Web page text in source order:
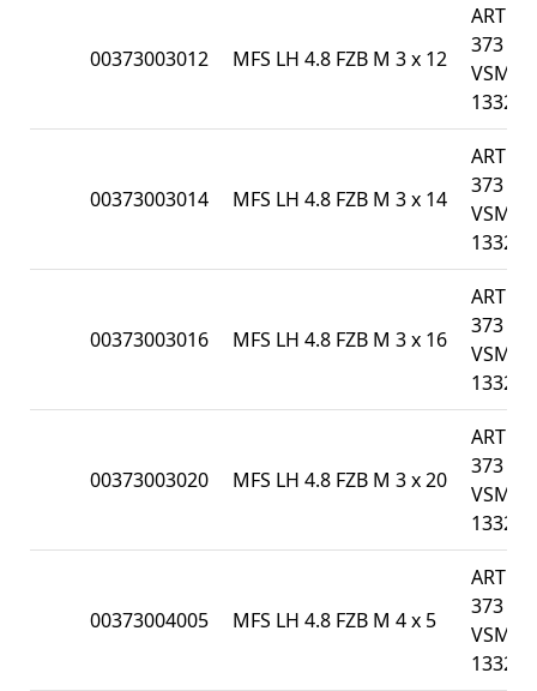
00373003012 MFS LH 4.8 FZB M 3 x 12
ART
373 /
VSM
13328
00373003014 MFS LH 4.8 FZB M 3 x 14
ART
373 /
VSM
13328
00373003016 MFS LH 4.8 FZB M 3 x 16
ART
373 /
VSM
13328
00373003020 MFS LH 4.8 FZB M 3 x 20
ART
373 /
VSM
13328
00373004005 MFS LH 4.8 FZB M 4 x 5
ART
373 /
VSM
13328